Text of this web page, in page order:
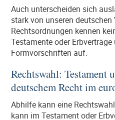
Auch unterscheiden sich
stark von unseren
Rechtsordnungen kennen
Testamente oder
Formvorschriften auf.
Rechtswahl: Testament
deutschem Recht im
Abhilfe kann eine
kann im Testament oder